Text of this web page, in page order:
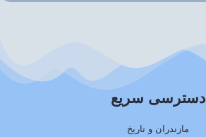
دسترسی سریع
مازندران و تاریخ